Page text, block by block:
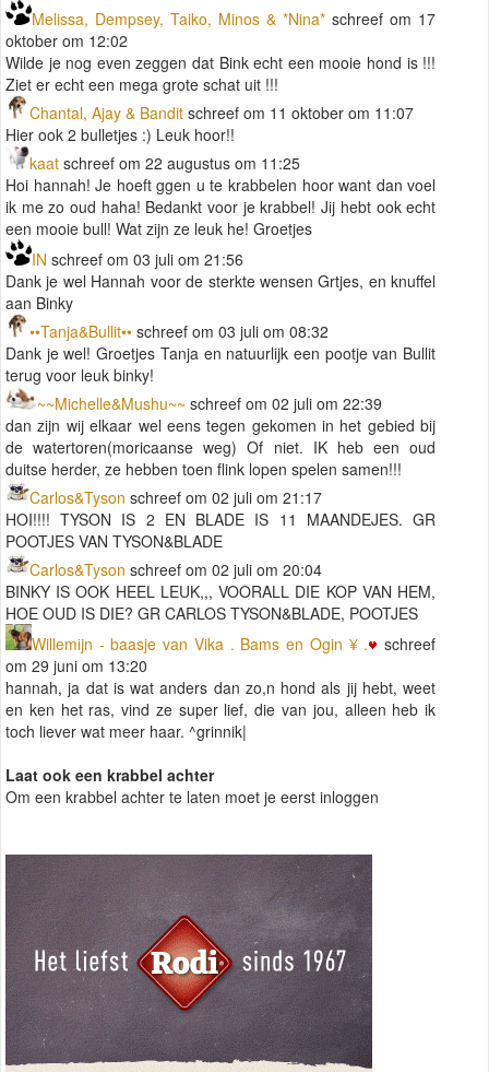
Melissa, Dempsey, Taiko, Minos & *Nina* schreef om 17
oktober om 12:02
Wilde je nog even zeggen dat Bink echt een mooie hond is !!!
Ziet er echt een mega grote schat uit !!!
Chantal, Ajay & Bandit schreef om 11 oktober om 11:07
Hier ook 2 bulletjes :) Leuk hoor!!
kaat schreef om 22 augustus om 11:25
Hoi hannah! Je hoeft ggen u te krabbelen hoor want dan voel
ik me zo oud haha! Bedankt voor je krabbel! Jij hebt ook echt
een mooie bull! Wat zijn ze leuk he! Groetjes
IN schreef om 03 juli om 21:56
Dank je wel Hannah voor de sterkte wensen Grtjes, en knuffel
aan Binky
••Tanja&Bullit•• schreef om 03 juli om 08:32
Dank je wel! Groetjes Tanja en natuurlijk een pootje van Bullit
terug voor leuk binky!
~~Michelle&Mushu~~ schreef om 02 juli om 22:39
dan zijn wij elkaar wel eens tegen gekomen in het gebied bij
de watertoren(moricaanse weg) Of niet. IK heb een oud
duitse herder, ze hebben toen flink lopen spelen samen!!!
Carlos&Tyson schreef om 02 juli om 21:17
HOI!!!! TYSON IS 2 EN BLADE IS 11 MAANDEJES. GR
POOTJES VAN TYSON&BLADE
Carlos&Tyson schreef om 02 juli om 20:04
BINKY IS OOK HEEL LEUK,,, VOORALL DIE KOP VAN HEM,
HOE OUD IS DIE? GR CARLOS TYSON&BLADE, POOTJES
Willemijn - baasje van Vika . Bams en Ogin ¥ .
schreef
om 29 juni om 13:20
hannah, ja dat is wat anders dan zo,n hond als jij hebt, weet
en ken het ras, vind ze super lief, die van jou, alleen heb ik
toch liever wat meer haar. ^grinnik|
Laat ook een krabbel achter
Om een krabbel achter te laten moet je eerst inloggen